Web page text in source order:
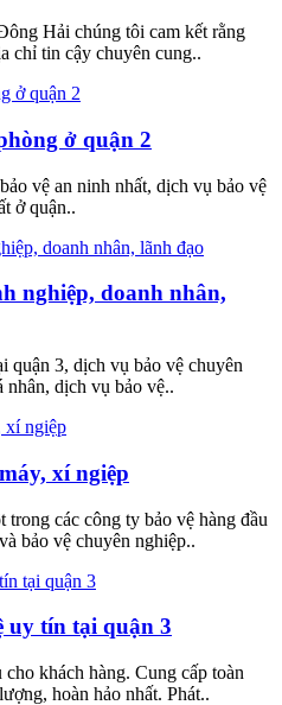
Hải chúng tôi cam kết rằng
chỉ tin cậy chuyên cung..
ở quận 2
vệ an ninh nhất, dịch vụ bảo vệ
ở quận..
nghiệp, doanh nhân,
quận 3, dịch vụ bảo vệ chuyên
nhân, dịch vụ bảo vệ..
xí ngiệp
các công ty bảo vệ hàng đầu
bảo vệ chuyên nghiệp..
uy tín tại quận 3
khách hàng. Cung cấp toàn
hoàn hảo nhất. Phát..